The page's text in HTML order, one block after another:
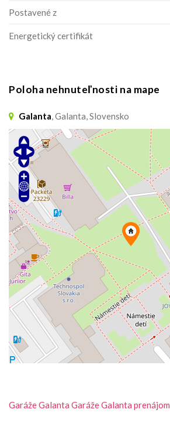
Postavené z
Energetický certifikát
Poloha nehnuteľnosti na mape
Galanta, Galanta, Slovensko
GarážeGalanta Garáže Galanta prenájom